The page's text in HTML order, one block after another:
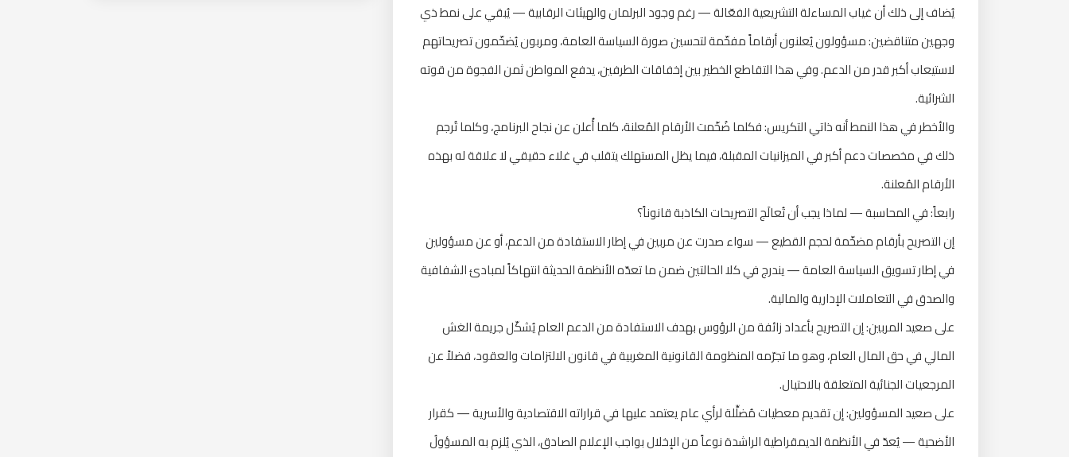
يُضاف إلى ذلك أن غياب المساءلة التشريعية الفعّالة — رغم وجود البرلمان والهيئات الرقابية — يُبقي على نمط ذي
وجهين متناقضين: مسؤولون يُعلنون أرقاماً مفخّمة لتحسين صورة السياسة العامة، ومربون يُضخّمون تصريحاتهم
لاستيعاب أكبر قدر من الدعم. وفي هذا التقاطع الخطير بين إخفاقات الطرفين، يدفع المواطن ثمن الفجوة من قوته
الشرائية.
والأخطر في هذا النمط أنه ذاتي التكريس: فكلما ضُخّمت الأرقام المُعلنة، كلما أُعلن عن نجاح البرنامج، وكلما تُرجم
ذلك في مخصصات دعم أكبر في الميزانيات المقبلة، فيما يظل المستهلك يتقلب في غلاء حقيقي لا علاقة له بهذه
الأرقام المُعلنة.
رابعاً: في المحاسبة — لماذا يجب أن تُعالَج التصريحات الكاذبة قانوناً؟
إن التصريح بأرقام مضخّمة لحجم القطيع — سواء صدرت عن مربين في إطار الاستفادة من الدعم، أو عن مسؤولين
في إطار تسويق السياسة العامة — يندرج في كلا الحالتين ضمن ما تعدّه الأنظمة الحديثة انتهاكاً لمبادئ الشفافية
والصدق في التعاملات الإدارية والمالية.
على صعيد المربين: إن التصريح بأعداد زائفة من الرؤوس بهدف الاستفادة من الدعم العام يُشكّل جريمة الغش
المالي في حق المال العام، وهو ما تجرّمه المنظومة القانونية المغربية في قانون الالتزامات والعقود، فضلاً عن
المرجعيات الجنائية المتعلقة بالاحتيال.
على صعيد المسؤولين: إن تقديم معطيات مُضلِّلة لرأي عام يعتمد عليها في قراراته الاقتصادية والأسرية — كقرار
الأضحية — يُعدّ في الأنظمة الديمقراطية الراشدة نوعاً من الإخلال بواجب الإعلام الصادق، الذي يُلزم به المسؤولُ